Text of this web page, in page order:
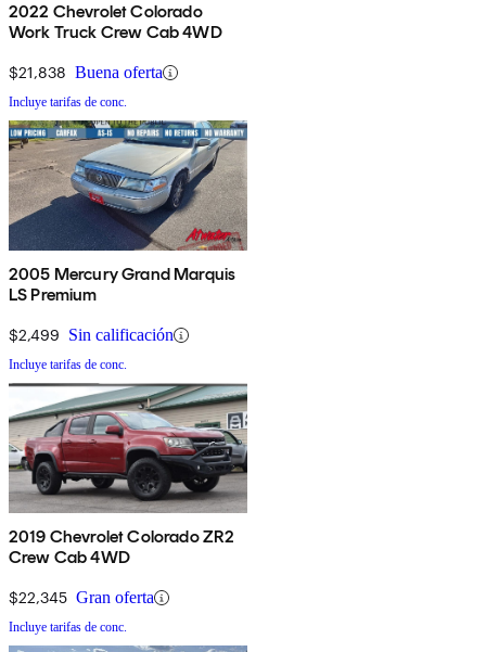
2022 Chevrolet Colorado
Work Truck Crew Cab 4WD
$21,838 Buena oferta
Incluye tarifas de conc.
2005 Mercury Grand Marquis
LS Premium
$2,499 Sin calificación
Incluye tarifas de conc.
2019 Chevrolet Colorado ZR2
Crew Cab 4WD
$22,345 Gran oferta
Incluye tarifas de conc.